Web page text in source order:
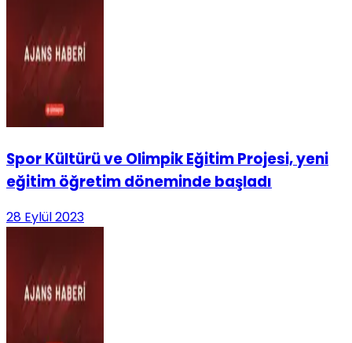
Spor Kültürü ve Olimpik Eğitim Projesi, yeni
eğitim öğretim döneminde başladı
28 Eylül 2023